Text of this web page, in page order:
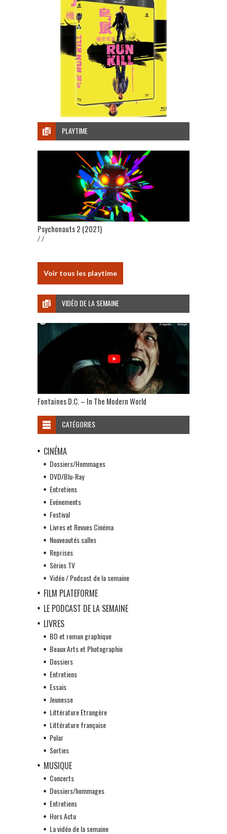
PLAYTIME
Psychonauts 2 (2021)
/ /
Voir tous les playtime
VIDÉO DE LA SEMAINE
Fontaines D.C. – In The Modern World
CATÉGORIES
CINÉMA
Dossiers/Hommages
DVD/Blu-Ray
Entretiens
Evénements
Festival
Livres et Revues Cinéma
Nouveautés salles
Reprises
Séries TV
Vidéo / Podcast de la semaine
FILM PLATEFORME
LE PODCAST DE LA SEMAINE
LIVRES
BD et roman graphique
Beaux Arts et Photographie
Dossiers
Entretiens
Essais
Jeunesse
Littérature Etrangère
Littérature française
Polar
Sorties
MUSIQUE
Concerts
Dossiers/hommages
Entretiens
Hors Actu
La vidéo de la semaine